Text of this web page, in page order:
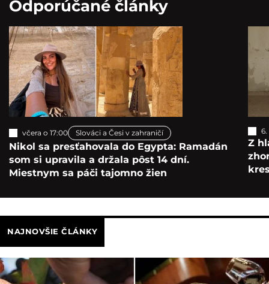
Odporúčané články
včera o 17:00 Slováci a Česi v zahraničí
Nikol sa presťahovala do Egypta: Ramadán
som si upravila a držala pôst 14 dní.
Miestnym sa páči tajomno žien
Z
NAJNOVŠIE ČLÁNKY